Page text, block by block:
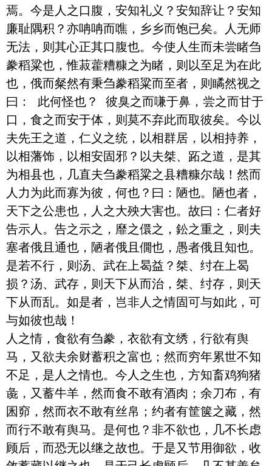
焉。今是人之口腹，安知礼义？安知辞让？安知
廉耻隅积？亦呥呥而噍，乡乡而饱已矣。人无师
无法，则其心正其口腹也。今使人生而未尝睹刍
豢稻粱也，惟菽藿糟糠之为睹，则以至足为在此
也，俄而粲然有秉刍豢稻粱而至者，则瞲然视之
曰： 此何怪也？ 彼臭之而嗛于鼻，尝之而甘于
口，食之而安于体，则莫不弃此而取彼矣。今以
夫先王之道，仁义之统，以相群居，以相持养，
以相藩饰，以相安固邪？以夫桀、跖之道，是其
为相县也，几直夫刍豢稻粱之县糟糠尔哉！然而
人力为此而寡为彼，何也？曰：陋也。陋也者，
天下之公患也，人之大殃大害也。故曰：仁者好
告示人。告之示之，靡之儇之，鈆之重之，则夫
塞者俄且通也，陋者俄且僩也，愚者俄且知也。
是若不行，则汤、武在上曷益？桀、纣在上曷
损？汤、武存，则天下从而治，桀、纣存，则天
下从而乱。如是者，岂非人之情固可与如此，可
与如彼也哉！
人之情，食欲有刍豢，衣欲有文绣，行欲有舆
马，又欲夫余财蓄积之富也；然而穷年累世不知
不足，是人之情也。今人之生也，方知畜鸡狗猪
彘，又蓄牛羊，然而食不敢有酒肉；余刀布，有
囷窌，然而衣不敢有丝帛；约者有筐箧之藏，然
而行不敢有舆马。是何也？非不欲也，几不长虑
顾后，而恐无以继之故也。于是又节用御欲，收